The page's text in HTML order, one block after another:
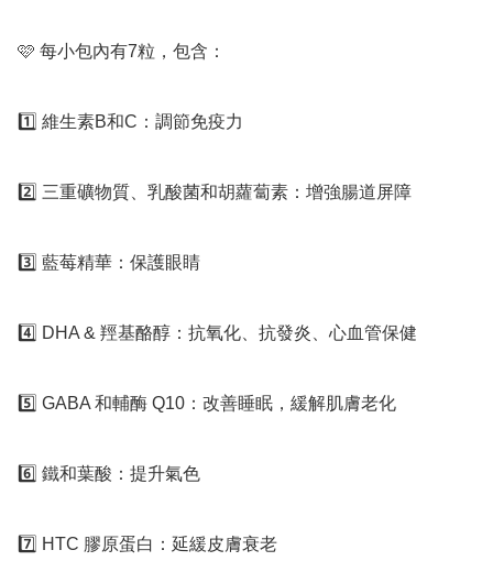
🩷 每小包內有7粒，包含：
1️⃣ 維生素B和C：調節免疫力
2️⃣ 三重礦物質、乳酸菌和胡蘿蔔素：增強腸道屏障
3️⃣ 藍莓精華：保護眼睛
4️⃣ DHA & 羥基酪醇：抗氧化、抗發炎、心血管保健
5️⃣ GABA 和輔酶 Q10：改善睡眠，緩解肌膚老化
6️⃣ 鐵和葉酸：提升氣色
7️⃣ HTC 膠原蛋白：延緩皮膚衰老